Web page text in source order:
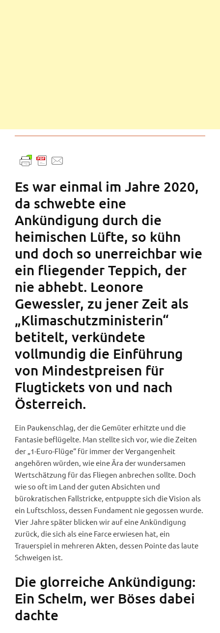
Es war einmal im Jahre 2020,
da schwebte eine
Ankündigung durch die
heimischen Lüfte, so kühn
und doch so unerreichbar wie
ein fliegender Teppich, der
nie abhebt. Leonore
Gewessler, zu jener Zeit als
„Klimaschutzministerin“
betitelt, verkündete
vollmundig die Einführung
von Mindestpreisen für
Flugtickets von und nach
Österreich.
Ein Paukenschlag, der die Gemüter erhitzte und die
Fantasie beflügelte. Man stellte sich vor, wie die Zeiten
der „1-Euro-Flüge“ für immer der Vergangenheit
angehören würden, wie eine Ära der wundersamen
Wertschätzung für das Fliegen anbrechen sollte. Doch
wie so oft im Land der guten Absichten und
bürokratischen Fallstricke, entpuppte sich die Vision als
ein Luftschloss, dessen Fundament nie gegossen wurde.
Vier Jahre später blicken wir auf eine Ankündigung
zurück, die sich als eine Farce erwiesen hat, ein
Trauerspiel in mehreren Akten, dessen Pointe das laute
Schweigen ist.
Die glorreiche Ankündigung:
Ein Schelm, wer Böses dabei
dachte